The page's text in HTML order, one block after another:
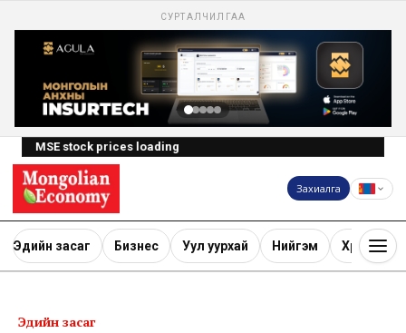
СУРТАЛЧИЛГАА
MSE stock prices loading
Захиалга
Эдийн засаг Бизнес Уул уурхай Нийгэм Хөрөнгө
Эдийн засаг